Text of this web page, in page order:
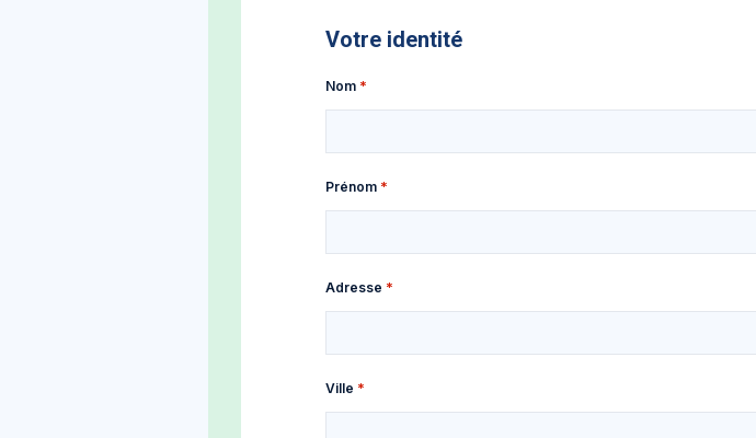
Votre identité
Nom
Prénom
Adresse postale
Adresse
Ville